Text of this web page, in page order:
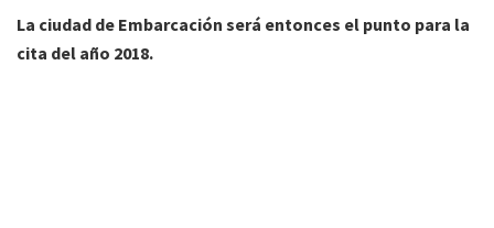
La ciudad de Embarcación será entonces el punto para la
cita del año 2018.